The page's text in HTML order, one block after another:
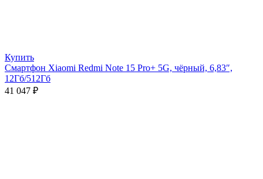
Купить
Смартфон Xiaomi Redmi Note 15 Pro+ 5G, чёрный, 6,83″,
12Гб/512Гб
41 047 ₽